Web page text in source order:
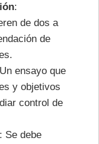
:
de dos a
de
ensayo que
y objetivos
control de
: Se debe